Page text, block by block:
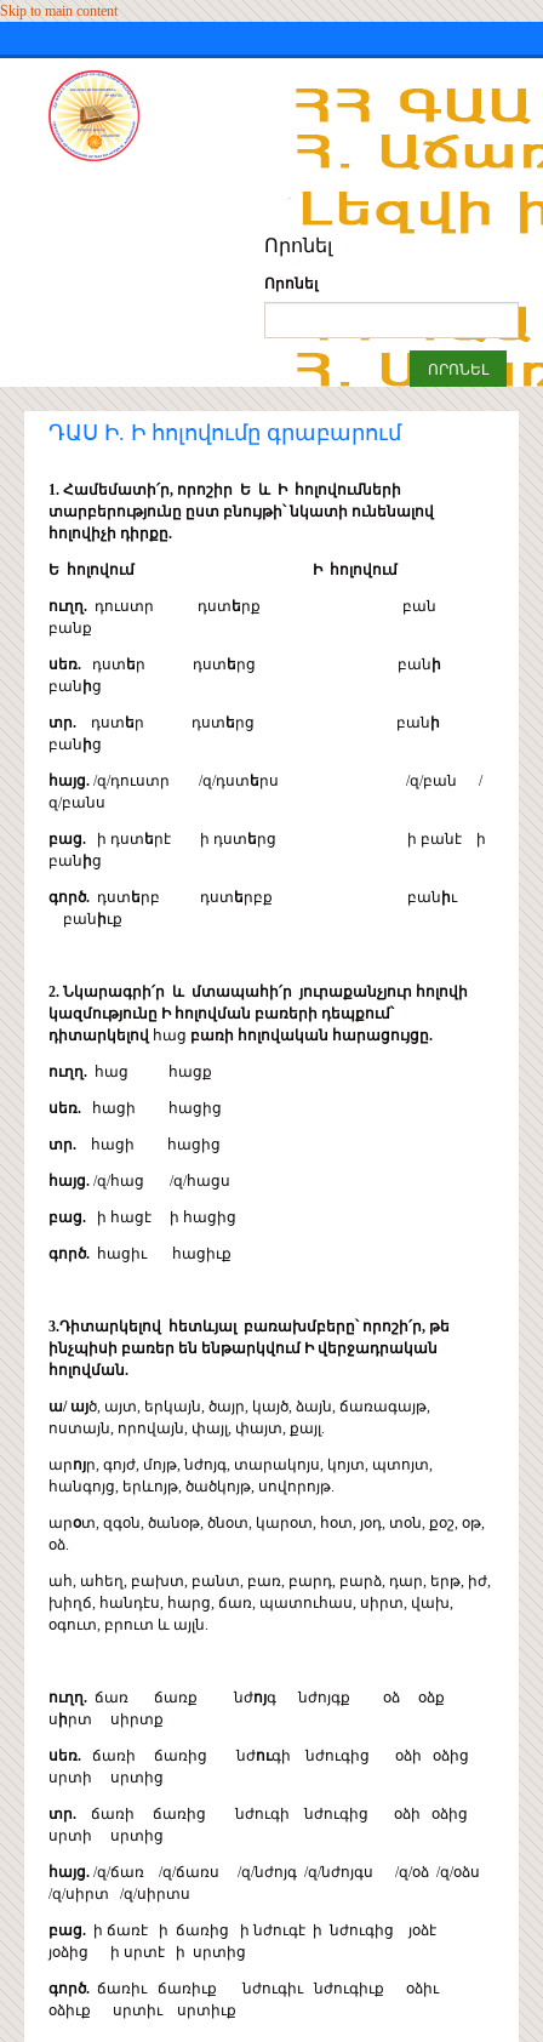
Skip to main content
Որոնել
Որոնել
ԴԱՍ Ի. Ի հոլովումը գրաբարում
1. Համեմատի՛ր, որոշիր Ե և Ի հոլովումների
տարբերությունը ըստ բնույթի՝ նկատի ունենալով
հոլովիչի դիրքը.
Ե հոլովում Ի հոլովում
ուղղ. դուստր դստերք բան
բանք
սեռ. դստեր դստերց բան ի
բան ից
տր. դստեր դստերց բան ի
բան ից
հայց. /զ/դուստր /զ/դստերս /զ/բան /
զ/բանս
բաց. ի դստերէ ի դստերց ի բանէ ի
բան ից
գործ. դստերբ դստերբք բան իւ
բան իւք
2. Նկարագրի՛ր և մտապահի՛ր յուրաքանչյուր հոլովի
կազմությունը Ի հոլովման բառերի դեպքում՝
դիտարկելով հաց բառի հոլովական հարացույցը.
ուղղ. հաց հացք
սեռ. հացի հացից
տր. հացի հացից
հայց. /զ/հաց /զ/հացս
բաց. ի հացէ ի հացից
գործ. հացիւ հացիւք
3.Դիտարկելով հետևյալ բառախմբերը՝ որոշի՛ր, թե
ինչպիսի բառեր են ենթարկվում Ի վերջադրական
հոլովման.
ա/ այծ, այտ, երկայն, ծայր, կայծ, ձայն, ճառագայթ,
ոստայն, որովայն, փայլ, փայտ, քայլ.
արոյր, գոյժ, մոյթ, նժոյգ, տարակոյս, կոյտ, պտոյտ,
հանգոյց, երևոյթ, ծածկոյթ, սովորոյթ.
արօտ, զգօն, ծանօթ, ծնօտ, կարօտ, հօտ, յօդ, տօն, քօշ, օթ,
օձ.
ահ, ահեղ, բախտ, բանտ, բառ, բարդ, բարձ, դար, երթ, իժ,
խիղճ, հանդէս, հարց, ճառ, պատուհաս, սիրտ, վախ,
օգուտ, բրուտ և այլն.
ուղղ. ճառ ճառք նժոյգ նժոյգք օձ օձք
ս իրտ սիրտք
սեռ. ճառի ճառից նժուգի նժուգից օձի օձից
սրտի սրտից
տր. ճառի ճառից նժուգի նժուգից օձի օձից
սրտի սրտից
հայց. /զ/ճառ /զ/ճառս /զ/նժոյգ /զ/նժոյգս /զ/օձ /զ/օձս
/զ/սիրտ /զ/սիրտս
բաց. ի ճառէ ի ճառից ի նժուգէ ի նժուգից յօձէ
յօձից ի սրտէ ի սրտից
գործ. ճառիւ ճառիւք նժուգիւ նժուգիւք օձիւ
օձիւք սրտիւ սրտիւք